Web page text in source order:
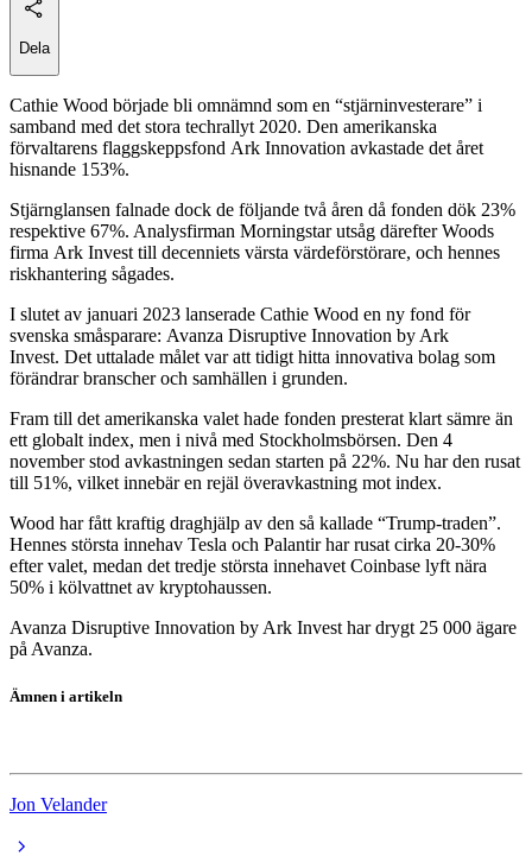
Dela
Cathie Wood började bli omnämnd som en “stjärninvesterare” i
samband med det stora techrallyt 2020. Den amerikanska
förvaltarens flaggskeppsfond Ark Innovation avkastade det året
hisnande 153%.
Stjärnglansen falnade dock de följande två åren då fonden dök 23%
respektive 67%. Analysfirman Morningstar utsåg därefter Woods
firma Ark Invest till decenniets värsta värdeförstörare, och hennes
riskhantering sågades.
I slutet av januari 2023 lanserade Cathie Wood en ny fond för
svenska småsparare: Avanza Disruptive Innovation by Ark
Invest. Det uttalade målet var att tidigt hitta innovativa bolag som
förändrar branscher och samhällen i grunden.
Fram till det amerikanska valet hade fonden presterat klart sämre än
ett globalt index, men i nivå med Stockholmsbörsen. Den 4
november stod avkastningen sedan starten på 22%. Nu har den rusat
till 51%, vilket innebär en rejäl överavkastning mot index.
Wood har fått kraftig draghjälp av den så kallade “Trump-traden”.
Hennes största innehav Tesla och Palantir har rusat cirka 20-30%
efter valet, medan det tredje största innehavet Coinbase lyft nära
50% i kölvattnet av kryptohaussen.
Avanza Disruptive Innovation by Ark Invest har drygt 25 000 ägare
på Avanza.
Ämnen i artikeln
Jon Velander